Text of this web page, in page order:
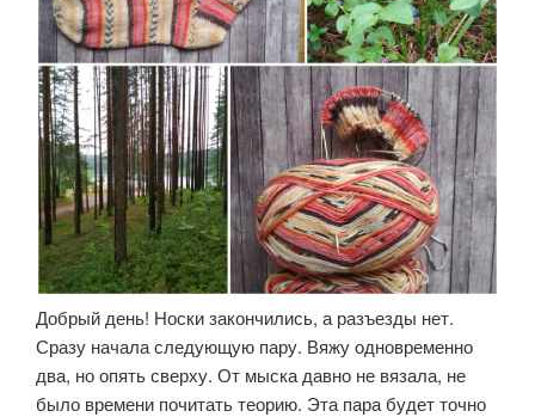
Добрый день! Носки закончились, а разъезды нет.
Сразу начала следующую пару. Вяжу одновременно
два, но опять сверху. От мыска давно не вязала, не
было времени почитать теорию. Эта пара будет точно